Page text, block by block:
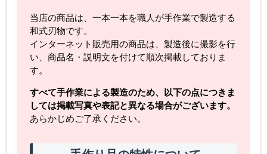
当店の商品は、一本一本を職人が手作業で製造する
和式刃物です。
インターネット販売用の商品は、製造後に撮影を行
い、商品名・説明文を付けて順次掲載しておりま
す。
すべて手作業による製造のため、以下の点につきま
しては掲載写真や表記と異なる場合がございます。
あらかじめご了承ください。